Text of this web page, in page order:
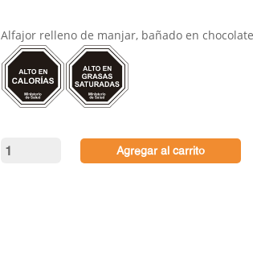
Alfajor relleno de manjar, bañado en
Alfajor
Agregar al carrito